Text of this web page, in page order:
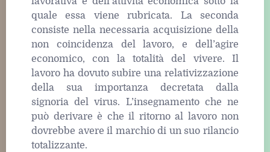
quale essa viene rubricata. La seconda
consiste nella necessaria acquisizione della
non coincidenza del lavoro, e dell’agire
economico, con la totalità del vivere. Il
lavoro ha dovuto subire una relativizzazione
della sua importanza decretata dalla
signoria del virus. L’insegnamento che ne
può derivare è che il ritorno al lavoro non
dovrebbe avere il marchio di un suo rilancio
totalizzante.